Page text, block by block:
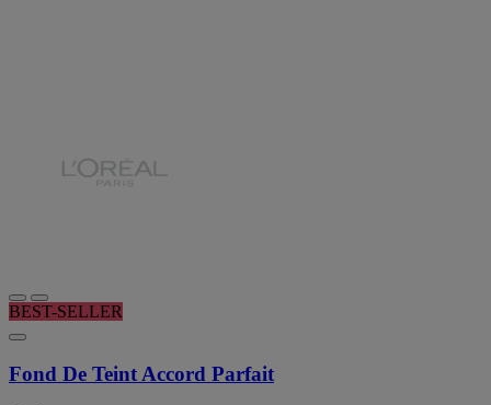
BEST-SELLER
Fond De Teint Accord Parfait